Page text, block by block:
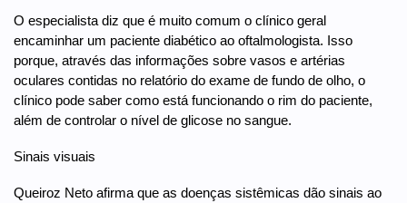
O especialista diz que é muito comum o clínico geral
encaminhar um paciente diabético ao oftalmologista. Isso
porque, através das informações sobre vasos e artérias
oculares contidas no relatório do exame de fundo de olho, o
clínico pode saber como está funcionando o rim do paciente,
além de controlar o nível de glicose no sangue.
Sinais visuais
Queiroz Neto afirma que as doenças sistêmicas dão sinais ao